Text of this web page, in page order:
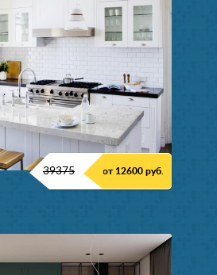
39375 от 12600 руб.